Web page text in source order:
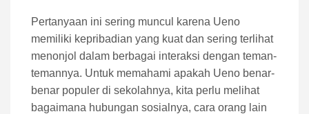
Pertanyaan ini sering muncul karena Ueno
memiliki kepribadian yang kuat dan sering terlihat
menonjol dalam berbagai interaksi dengan teman-
temannya. Untuk memahami apakah Ueno benar-
benar populer di sekolahnya, kita perlu melihat
bagaimana hubungan sosialnya, cara orang lain